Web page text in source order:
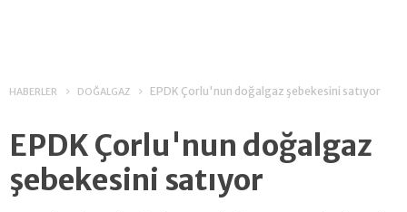
HABERLER DOĞALGAZ EPDK Çorlu'nun doğalgaz şebekesini satıyor
EPDK Çorlu'nun doğalgaz
şebekesini satıyor